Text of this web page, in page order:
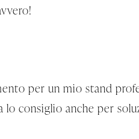
per un mio stand
consiglio anche per